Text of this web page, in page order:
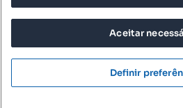
© 2026 Imovirtual.com, OLX
TERMOS DE
POLÍTICA DE
CONFIGURAÇÕES DE
Aceitar
Definir